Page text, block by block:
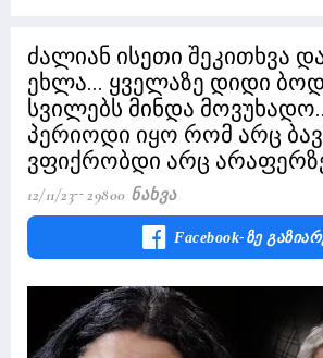
ძალიან ისეთი შეკითხვა
ეხლა... ყველაზე დიდი
სვილებს მინდა
პერიოდი იყო რომ არც
ვფიქრობდი არც
12/11/23 29800 Ნახვა
Facebook-Ზე